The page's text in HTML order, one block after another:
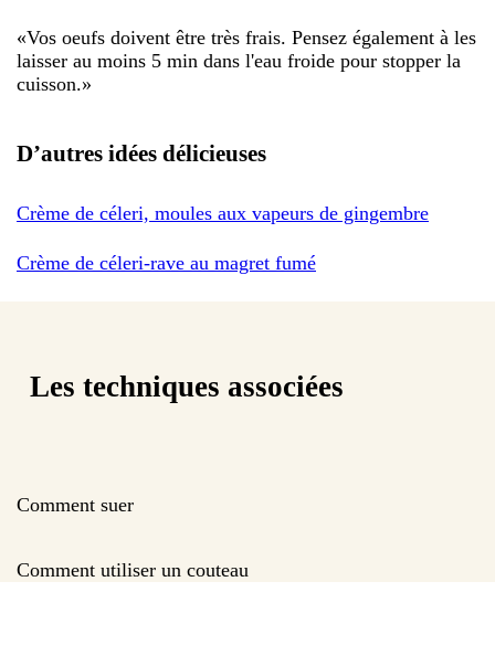
«Vos oeufs doivent être très frais. Pensez également à les
laisser au moins 5 min dans l'eau froide pour stopper la
cuisson.»
D’autres idées délicieuses
Crème de céleri, moules aux vapeurs de gingembre
Crème de céleri-rave au magret fumé
Les techniques associées
Comment suer
Comment utiliser un couteau